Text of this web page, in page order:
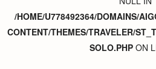
/HOME/U778492364/DOMAINS/
CONTENT/THEMES/TRAVELER/
SOLO.PHP ON